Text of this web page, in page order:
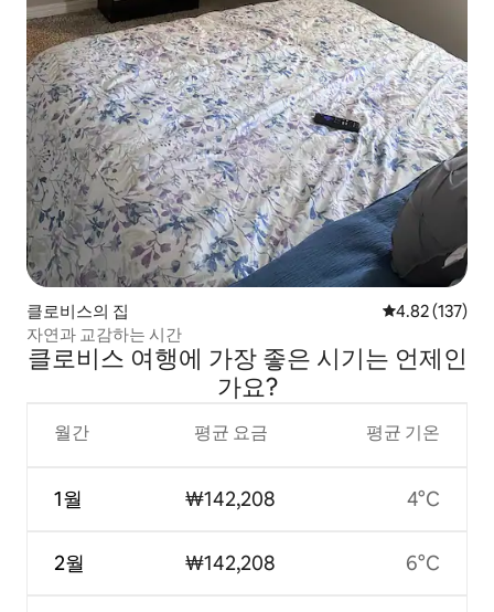
클로비스의 집 평점 4.82점(5
4.82 (137)
자연과 교감하는 시간
클로비스 여행에 가장 좋은 시기는 언제인
가요?
월간
1월
2월
평균 요금
₩142,208
₩142,208
평균 기온
4°C
6°C